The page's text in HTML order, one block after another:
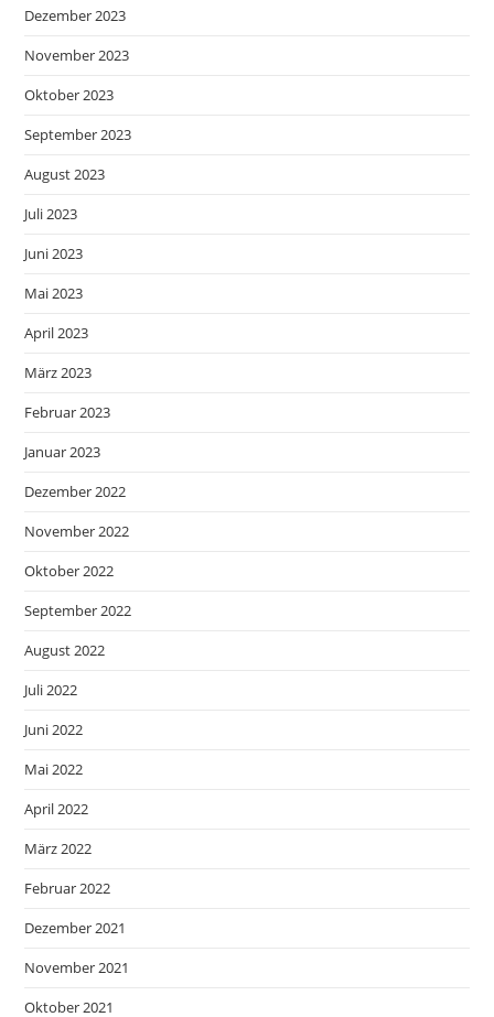
Dezember 2023
November 2023
Oktober 2023
September 2023
August 2023
Juli 2023
Juni 2023
Mai 2023
April 2023
März 2023
Februar 2023
Januar 2023
Dezember 2022
November 2022
Oktober 2022
September 2022
August 2022
Juli 2022
Juni 2022
Mai 2022
April 2022
März 2022
Februar 2022
Dezember 2021
November 2021
Oktober 2021